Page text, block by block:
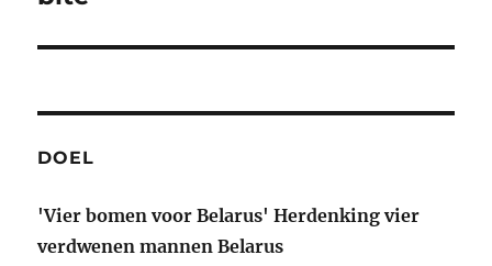
DOEL
'Vier bomen voor Belarus' Herdenking vier
verdwenen mannen Belarus